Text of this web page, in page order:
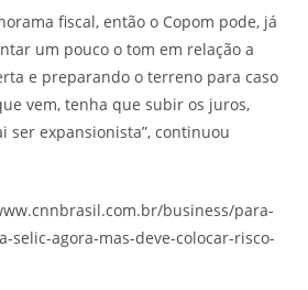
fiscal, então o Copom pode, já
um pouco o tom em relação a
e preparando o terreno para caso
vem, tenha que subir os juros,
ser expansionista”, continuou
business/para-
selic-agora-mas-deve-colocar-risco-